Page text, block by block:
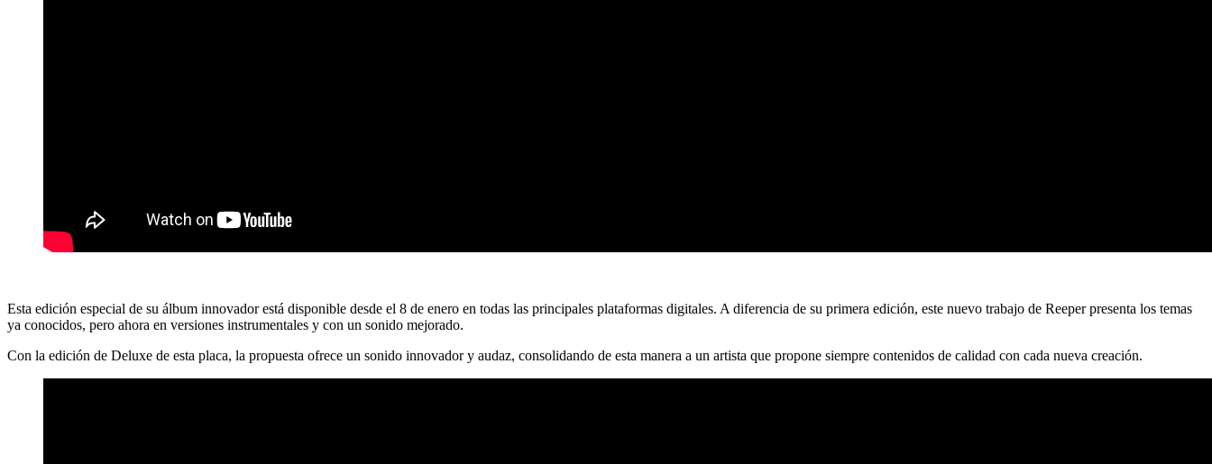
Esta edición especial de su álbum innovador está disponible desde el 8 de enero en todas las principales plataformas digitales. A diferencia de su primera edición, este nuevo trabajo de Reeper presenta los temas
ya conocidos, pero ahora en versiones instrumentales y con un sonido mejorado.
Con la edición de Deluxe de esta placa, la propuesta ofrece un sonido innovador y audaz, consolidando de esta manera a un artista que propone siempre contenidos de calidad con cada nueva creación.